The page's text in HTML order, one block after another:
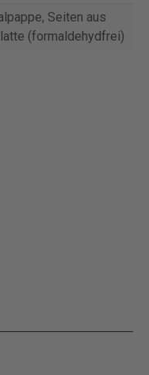
Seiten aus
(formaldehydfrei)